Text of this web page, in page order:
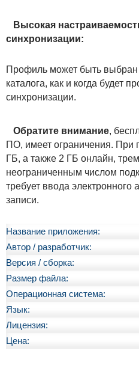
Высокая
синхронизации:
Профиль может быть выбран
каталога, как и когда будет
синхронизации.
Обратите внимание,
ПО, имеет ограничения. При
ГБ, а также 2 ГБ онлайн,
неограниченным числом
требует ввода электронного
записи.
Название приложения:
Автор / разработчик:
Версия / сборка:
Размер файла:
Операционная система:
Язык:
Лицензия:
Цена: